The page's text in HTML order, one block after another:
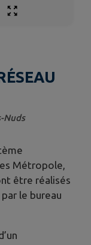
Nuds
Métropole,
être réalisés
le bureau